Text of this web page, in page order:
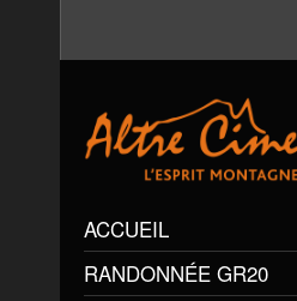
ACCUEIL
RANDONNÉE GR20